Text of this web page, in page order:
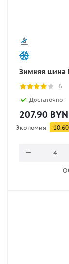
Зимняя шина
6
Достаточно
207.90 BYN
Экономия 10.60